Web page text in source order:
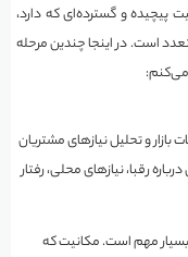
پیچیده و گسترده‌ای که دارد،
است. در اینجا چندین مرحله
می‌کنم:
بازار و تحلیل نیازهای مشتریان
رقبا، نیازهای محلی، رفتار
مهم است. مکانیت که